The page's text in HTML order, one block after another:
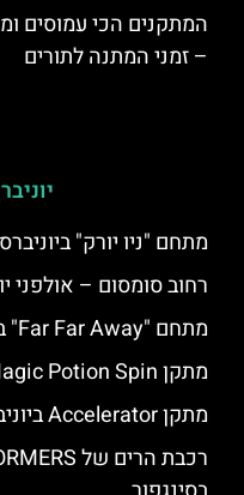
המתקנים הכי עמוסים
– זמני המתנה לתורים
מתחם "ניו יורק"
רחוב סומסום – אולפני
מתחם "Far Far Away" באולפני יוניברסל בסינגפור
מתקן Magic Potion Spin ביוניברסל סטודיו בסינגפור
מתקן Accelerator ביוניברסל סטודיו בסינגפור